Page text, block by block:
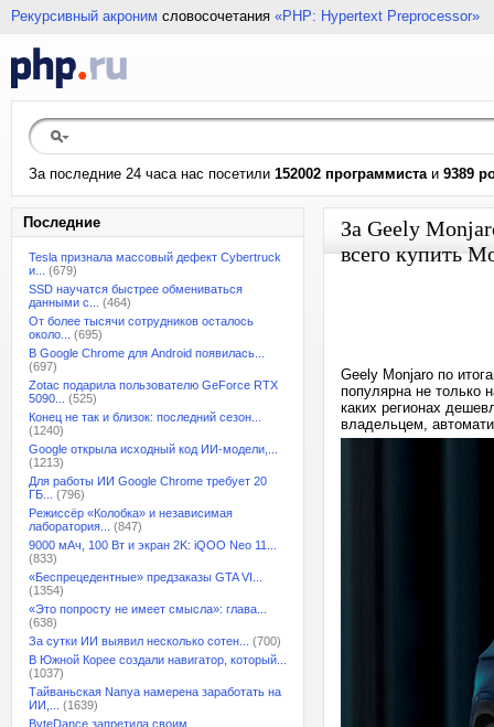
Рекурсивный акроним словосочетания «PHP: Hypertext Preprocessor»
За последние 24 часа нас посетили 152002 программистаи 9389
Последние
Tesla признала массовый дефект Cybertruck
и...
(679)
SSD научатся быстрее обмениваться
данными с...
(464)
От более тысячи сотрудников осталось
около...
(695)
В Google Chrome для Android появилась...
(697)
Zotac подарила пользователю GeForce RTX
5090...
(525)
Конец не так и близок: последний сезон...
(1240)
Google открыла исходный код ИИ-модели,...
(1213)
Для работы ИИ Google Chrome требует 20
ГБ...
(796)
Режиссёр «Колобка» и независимая
лаборатория...
(847)
9000 мАч, 100 Вт и экран 2K: iQOO Neo 11...
(833)
«Беспрецедентные» предзаказы GTA VI...
(1354)
«Это попросту не имеет смысла»: глава...
(638)
За сутки ИИ выявил несколько сотен...
(700)
В Южной Корее создали навигатор, который...
(1037)
Тайваньская Nanya намерена заработать на
ИИ,...
(1639)
ByteDance запретила своим
За Geely
всего купить
Geely Monjaro по
популярна не только
каких регионах
владельцем,